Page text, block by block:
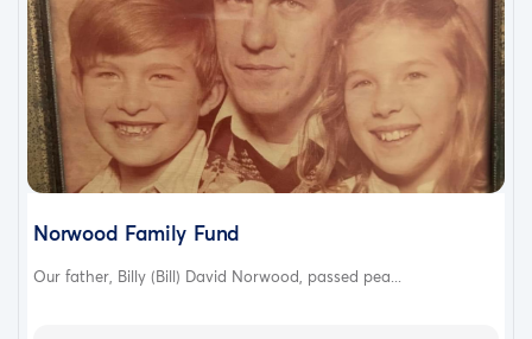
Norwood Family Fund
Our father, Billy (Bill) David Norwood, passed pea...